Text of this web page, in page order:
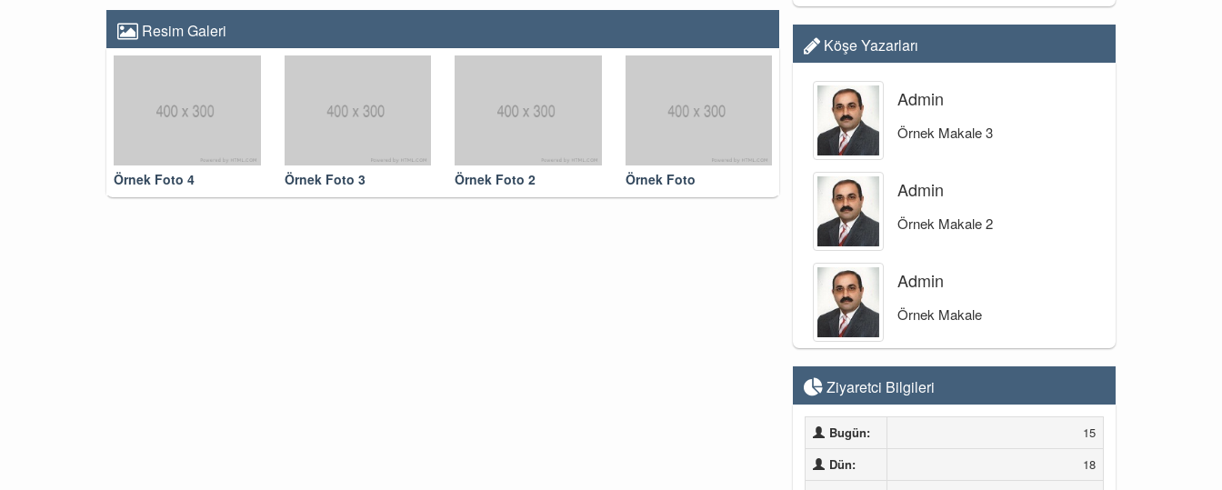
Resim Galeri
Örnek Foto 4 Örnek Foto 3 Örnek Foto 2 Örnek Foto
Köşe Yazarları
Admin
Örnek Makale 3
Admin
Örnek Makale 2
Admin
Örnek Makale
Ziyaretci Bilgileri
Bugün:
15
Dün:
18